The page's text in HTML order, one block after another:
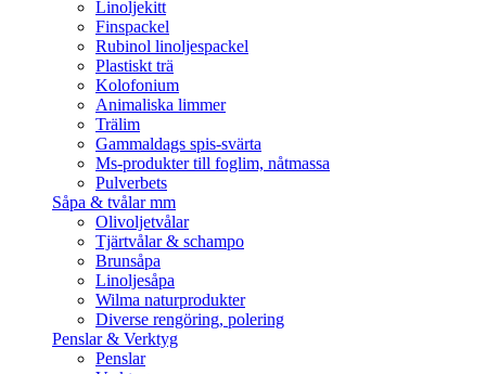
Linoljekitt
Finspackel
Rubinol linoljespackel
Plastiskt trä
Kolofonium
Animaliska limmer
Trälim
Gammaldags spis-svärta
Ms-produkter till foglim, nåtmassa
Pulverbets
Såpa & tvålar mm
Olivoljetvålar
Tjärtvålar & schampo
Brunsåpa
Linoljesåpa
Wilma naturprodukter
Diverse rengöring, polering
Penslar & Verktyg
Penslar